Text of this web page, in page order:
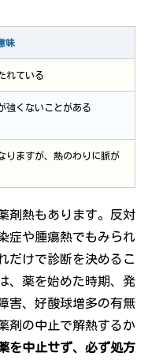
味
れている
強くないことがある
りますが、熱のわりに脈が
剤熱もあります。反対
症や腫瘍熱でもみられ
だけで診断を決めるこ
、薬を始めた時期、発
害、好酸球増多の有無
剤の中止で解熱するか
を中止せず、必ず処方